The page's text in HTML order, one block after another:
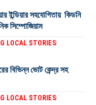
ইন্ডিয়ার সহযোগিতায় কিডনি
সিম্পোজিয়াম
LOCAL STORIES
বিভিন্ন ভোট কেন্দ্র সহ
LOCAL STORIES